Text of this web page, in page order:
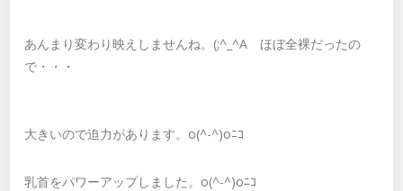
あんまり変わり映えしませんね。(;^_^A ほぼ全裸だったの
で・・・
大きいので迫力があります。o(^-^)oﾆｺ
乳首をパワーアップしました。o(^-^)oﾆｺ